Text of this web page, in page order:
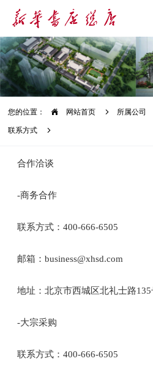
您的位置： 网站首页 所属公司
联系方式
合作洽谈
-商务合作
联系方式：400-666-6505
邮箱：business@xhsd.com
地址：北京市西城区北礼士路135
-大宗采购
联系方式：400-666-6505